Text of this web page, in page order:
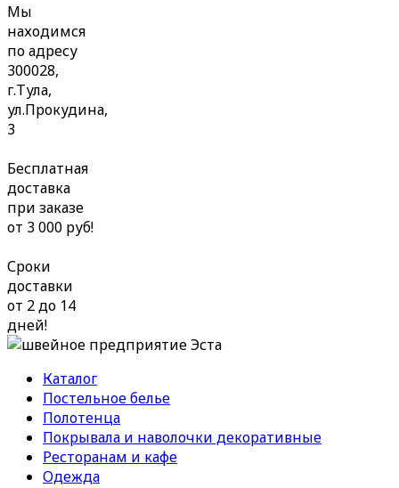
Мы
находимся
по адресу
300028,
г.Тула,
ул.Прокудина,
3
Бесплатная
доставка
при заказе
от 3 000 руб!
Сроки
доставки
от 2 до 14
дней!
Каталог
Постельное белье
Полотенца
Покрывала и наволочки декоративные
Ресторанам и кафе
Одежда